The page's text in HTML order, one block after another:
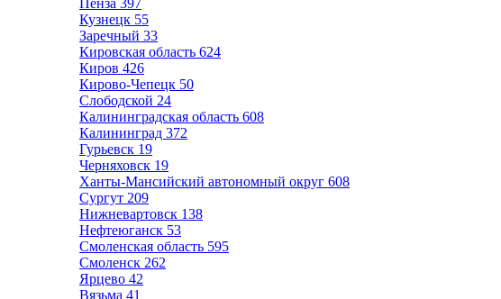
Пенза 397
Кузнецк 55
Заречный 33
Кировская область 624
Киров 426
Кирово-Чепецк 50
Слободской 24
Калининградская область 608
Калининград 372
Гурьевск 19
Черняховск 19
Ханты-Мансийский автономный округ 608
Сургут 209
Нижневартовск 138
Нефтеюганск 53
Смоленская область 595
Смоленск 262
Ярцево 42
Вязьма 41